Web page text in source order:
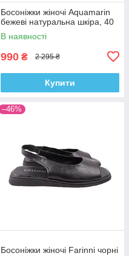
Босоніжки жіночі Aquamarin
бежеві натуральна шкіра, 40
В наявності
990 ₴ 2 295 ₴
Купити
–46%
Босоніжки жіночі Farinni чорні